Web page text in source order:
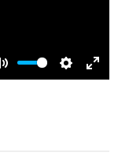
Mute Settings
Enter